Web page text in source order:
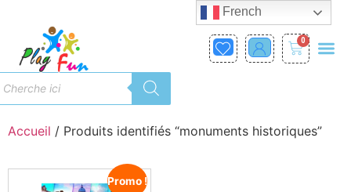
0
Accueil / Produits identifiés “monuments historiques”
Promo !
French